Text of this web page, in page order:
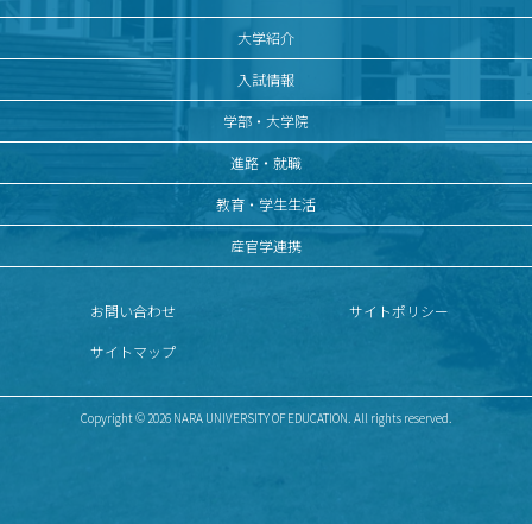
大学紹介
入試情報
学部・大学院
進路・就職
教育・学生生活
産官学連携
お問い合わせ
サイトポリシー
サイトマップ
Copyright © 2026 NARA UNIVERSITY OF EDUCATION. All rights reserved.